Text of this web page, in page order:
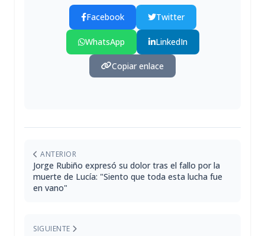
Facebook Twitter
WhatsApp LinkedIn
Copiar enlace
ANTERIOR
Jorge Rubiño expresó su dolor tras el fallo por la
muerte de Lucía: "Siento que toda esta lucha fue
en vano"
SIGUIENTE